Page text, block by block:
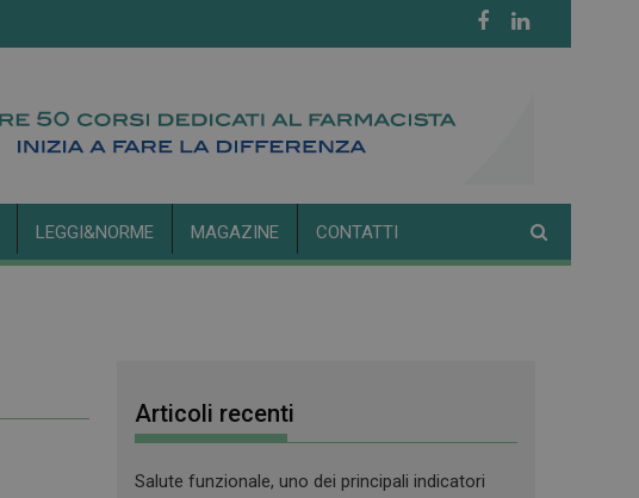
LEGGI&NORME MAGAZINE CONTATTI
Articoli recenti
Salute funzionale, uno dei principali indicatori